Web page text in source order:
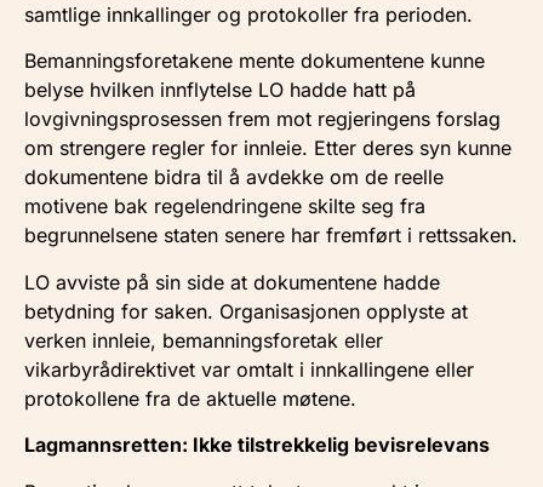
samtlige innkallinger og protokoller fra perioden.
Bemanningsforetakene mente dokumentene kunne
belyse hvilken innflytelse LO hadde hatt på
lovgivningsprosessen frem mot regjeringens forslag
om strengere regler for innleie. Etter deres syn kunne
dokumentene bidra til å avdekke om de reelle
motivene bak regelendringene skilte seg fra
begrunnelsene staten senere har fremført i rettssaken.
LO avviste på sin side at dokumentene hadde
betydning for saken. Organisasjonen opplyste at
verken innleie, bemanningsforetak eller
vikarbyrådirektivet var omtalt i innkallingene eller
protokollene fra de aktuelle møtene.
Lagmannsretten: Ikke tilstrekkelig bevisrelevans